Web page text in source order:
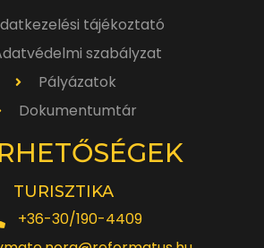
tájékoztató
szabályzat
Pályázatok
Dokumentumtár
TURISZTIKA
+36-30/190-4409